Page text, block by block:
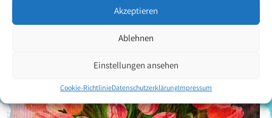
Akzeptieren
Ablehnen
Einstellungen ansehen
Cookie-RichtlinieDatenschutzerklärungImpressum
Zurück zur Künstlerübersicht